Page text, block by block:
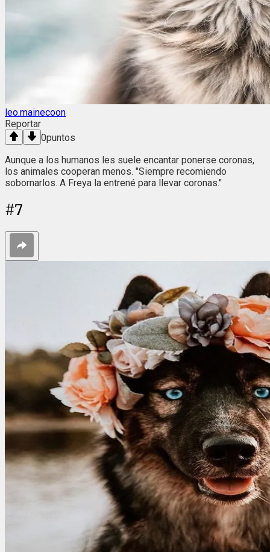
leo.mainecoon
Reportar
0puntos
Aunque a los humanos les suele encantar ponerse coronas,
los animales cooperan menos. "Siempre recomiendo
sobornarlos. A Freya la entrené para llevar coronas."
#7